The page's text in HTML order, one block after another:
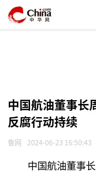
中国航油董事长
反腐行动持续
鲁网 2024-06-23 16:50:43
中国航油董事